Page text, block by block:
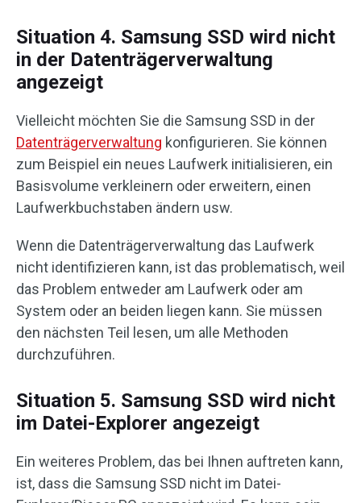
Situation 4. Samsung SSD wird nicht
in der Datenträgerverwaltung
angezeigt
Vielleicht möchten Sie die Samsung SSD in der
Datenträgerverwaltung konfigurieren. Sie können
zum Beispiel ein neues Laufwerk initialisieren, ein
Basisvolume verkleinern oder erweitern, einen
Laufwerkbuchstaben ändern usw.
Wenn die Datenträgerverwaltung das Laufwerk
nicht identifizieren kann, ist das problematisch, weil
das Problem entweder am Laufwerk oder am
System oder an beiden liegen kann. Sie müssen
den nächsten Teil lesen, um alle Methoden
durchzuführen.
Situation 5. Samsung SSD wird nicht
im Datei-Explorer angezeigt
Ein weiteres Problem, das bei Ihnen auftreten kann,
ist, dass die Samsung SSD nicht im Datei-